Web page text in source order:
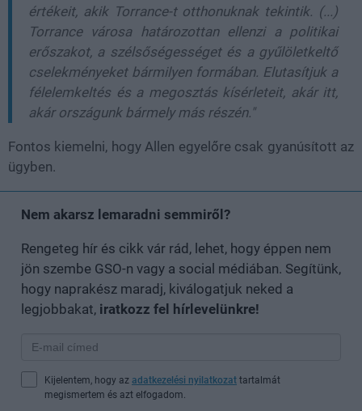
értékeit, akik Torrance-t otthonuknak tekintik. (...)
Torrance városa határozottan ellenzi a politikai
erőszakot, a szélsőségességet és a gyűlöletkeltő
cselekményeket bármilyen formában. Elutasítjuk a
félelemkeltés és a megosztás kísérleteit, akár itt,
akár országunk bármely más részén."
Fontos kiemelni, hogy Allen egyelőre csak gyanúsított az
ügyben.
Nem akarsz lemaradni semmiről?
Rengeteg hír és cikk vár rád, lehet, hogy éppen nem
jön szembe GSO-n vagy a social médiában. Segítünk,
hogy naprakész maradj, kiválogatjuk neked a
legjobbakat, iratkozz fel hírlevelünkre!
Kijelentem, hogy az adatkezelési nyilatkozat tartalmát
megismertem és azt elfogadom.